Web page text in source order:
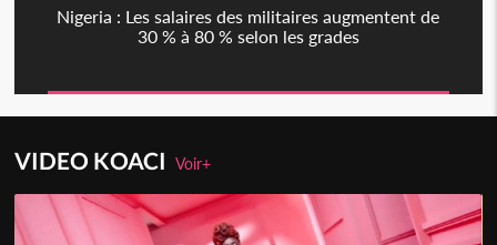
Nigeria : Les salaires des militaires augmentent de
30 % à 80 % selon les grades
VIDEO KOACIVoir+